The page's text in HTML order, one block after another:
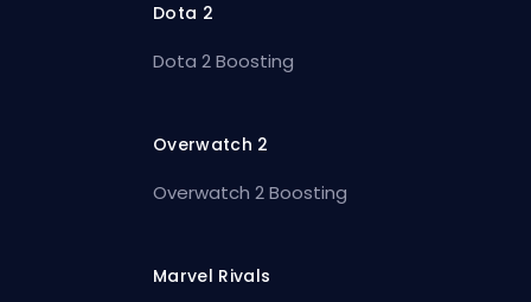
Dota 2
Dota 2 Boosting
Overwatch 2
Overwatch 2 Boosting
Marvel Rivals